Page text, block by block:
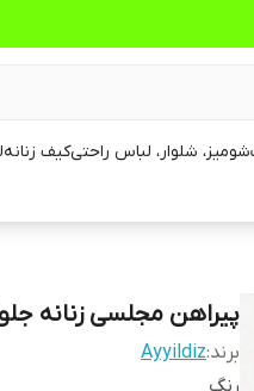
شومیز، شلوار، لباس راحتیکیف زنانه
پیراهن مجلسی زنانه جلو
برند:Ayyildiz
رنگ